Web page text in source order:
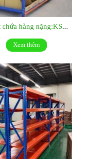
Xem thêm